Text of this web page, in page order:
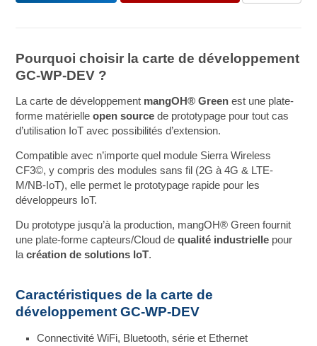
Pourquoi choisir la carte de développement
GC-WP-DEV ?
La carte de développement mangOH® Green est une plate-
forme matérielleopen source de prototypage pour tout cas
d’utilisation IoT avec possibilités d’extension.
Compatible avec n’importe quel module Sierra Wireless
CF3©, y compris des modules sans fil (2G à 4G & LTE-
M/NB-IoT), elle permet le prototypage rapide pour les
développeurs IoT.
Du prototype jusqu’à la production, mangOH® Green fournit
une plate-forme capteurs/Cloud dequalité industrielle pour
lacréation de solutions IoT.
Caractéristiques de la carte de
développement GC-WP-DEV
Connectivité WiFi, Bluetooth, série et Ethernet